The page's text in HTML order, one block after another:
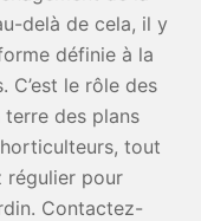
delà de cela, il y
définie à la
C’est le rôle des
terre des plans
tout
régulier pour
Contactez-